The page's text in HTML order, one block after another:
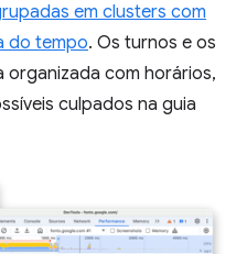
em clusters com
do tempo. Os turnos e os
organizada com horários,
culpados na guia